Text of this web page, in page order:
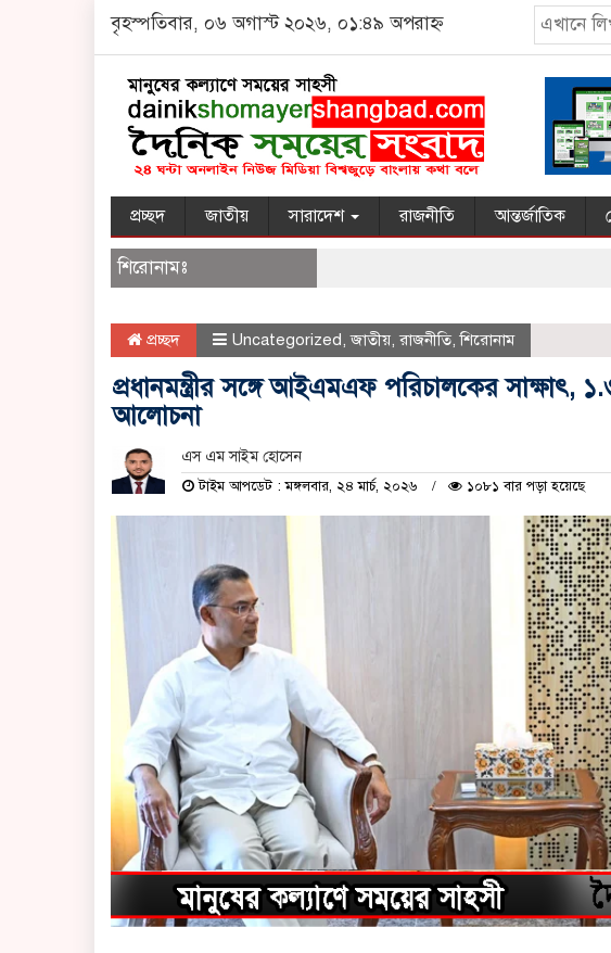
বৃহস্পতিবার, ০৬ অগাস্ট ২০২৬, ০১:৪৯ অপরাহ্ন
প্রচ্ছদ জাতীয় সারাদেশ রাজনীতি আন্তর্জাতিক
শিরোনামঃ
প্রচ্ছদ Uncategorized,জাতীয়, রাজনীতি,শিরোনাম
প্রধানমন্ত্রীর সঙ্গে আইএমএফ পরিচালকের সাক্ষাৎ,
আলোচনা
এস এম সাইম হোসেন
টাইম আপডেট : মঙ্গলবার, ২৪ মার্চ, ২০২৬ ১০৮১ বার পড়া হয়েছে